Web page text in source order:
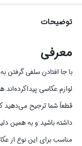
توضیحات
معرفی
با جا افتادن سلفی گرفتن
لوازم عکاسی
قطعاً شما ترجیح می‌دهید
داشته باشید و به همین
مناسب برای این نوع از